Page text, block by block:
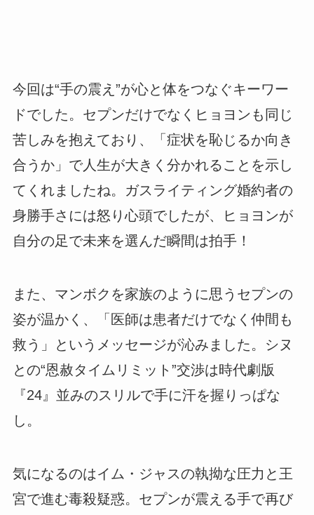
今回は“手の震え”が心と体をつなぐキーワー
ドでした。セプンだけでなくヒョヨンも同じ
苦しみを抱えており、「症状を恥じるか向き
合うか」で人生が大きく分かれることを示し
てくれましたね。ガスライティング婚約者の
身勝手さには怒り心頭でしたが、ヒョヨンが
自分の足で未来を選んだ瞬間は拍手！
また、マンボクを家族のように思うセプンの
姿が温かく、「医師は患者だけでなく仲間も
救う」というメッセージが沁みました。シヌ
との“恩赦タイムリミット”交渉は時代劇版
『24』並みのスリルで手に汗を握りっぱな
し。
気になるのはイム・ジャスの執拗な圧力と王
宮で進む毒殺疑惑。セプンが震える手で再び